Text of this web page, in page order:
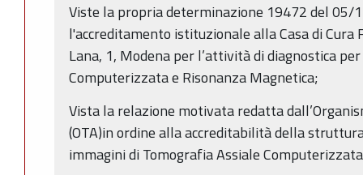
Viste la propria determinazione 19472 del 05/
l'accreditamento istituzionale alla Casa di Cura
Lana, 1, Modena per l’attività di diagnostica
Computerizzata e Risonanza Magnetica;
Vista la relazione motivata redatta
(OTA)in ordine alla accreditabilità della
immagini di Tomografia Assiale